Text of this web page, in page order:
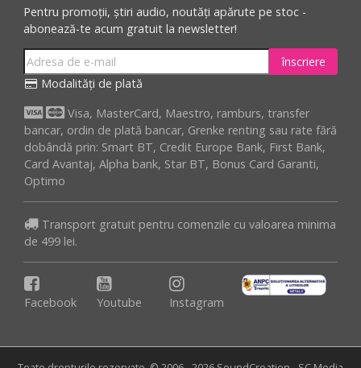
Pentru promoții, știri audio, noutăți apărute pe stoc -
abonează-te acum gratuit la newsletter!
înscriere
Modalități de plată
Visa, MasterCard, Maestro, ramburs, transfer
bancar, ordin de plată bancar, Grenke renting sau rate fără
dobândă prin: Smart BT, Credit Europe Bank, First Bank,
Card Avantaj, Alpha bank, Star BT, Bonus Card Garanti,
Optimo
Transport gratuit pentru comenzile cu valoarea minima
de 499 lei.
Facebook Youtube Instagram